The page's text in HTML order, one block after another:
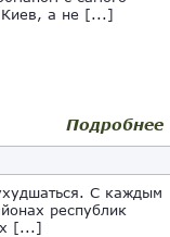
Киев, а не [...]
Подробнее
С каждым
республик
[...]